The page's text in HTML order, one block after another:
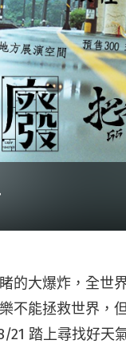
的大爆炸，全世
不能拯救世界，
21 踏上尋找好天